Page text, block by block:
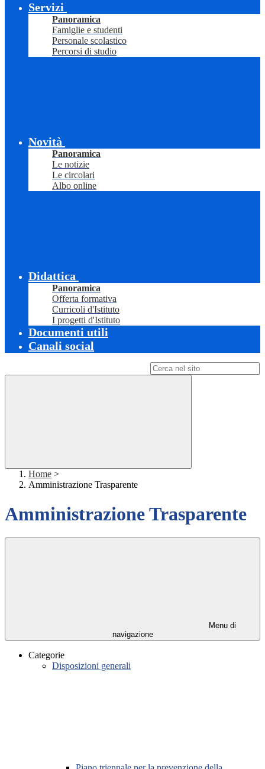
Servizi
Panoramica
Famiglie e studenti
Personale scolastico
Percorsi di studio
Novità
Panoramica
Le notizie
Le circolari
Albo online
Didattica
Panoramica
Offerta formativa
Curricoli d'Istituto
I progetti d'Istituto
Documenti utili
Canali social
Home >
Amministrazione Trasparente
Amministrazione Trasparente
Menu di
navigazione
Categorie
Disposizioni generali